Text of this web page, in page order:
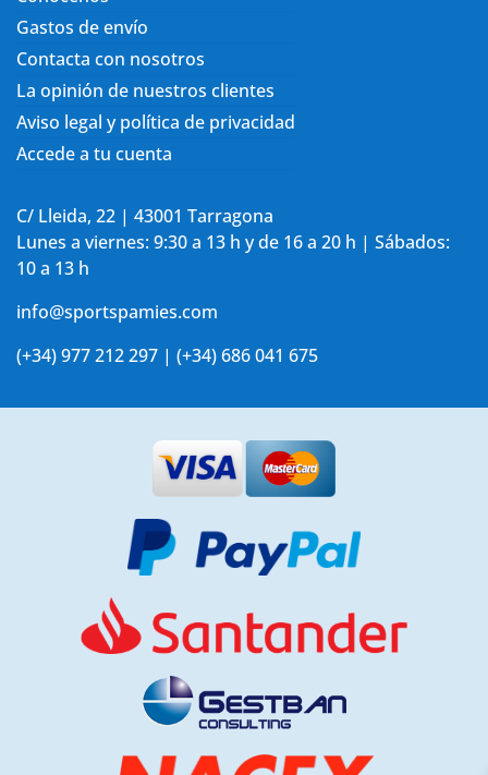
Gastos de envío
Contacta con nosotros
La opinión de nuestros clientes
Aviso legal y política de privacidad
Accede a tu cuenta
C/ Lleida, 22 | 43001 Tarragona
Lunes a viernes: 9:30 a 13 h y de 16 a 20 h | Sábados:
10 a 13 h
info@sportspamies.com
(+34) 977 212 297 | (+34) 686 041 675